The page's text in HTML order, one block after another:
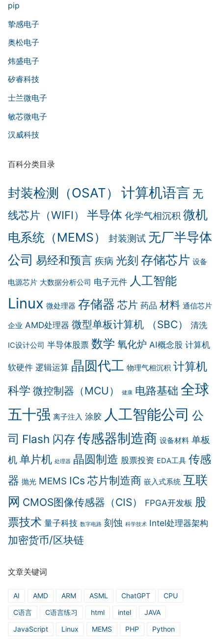
pip
挚感电子
奥松电子
炜盛电子
矽睿科技
士兰微电子
敏芯微电子
汉威科技
百科分类目录
封装检测（OSAT） 计算机语言 无
线芯片（WIFI）
半导体 化学气相沉积 微机
电系统（MEMS）
封装测试 无厂半导体
公司 易经和预言 疾病 光刻 存储芯片 设备
电源芯片 大数据分析公司 电子元件 人工智能
Linux 微处理器 存储器 芯片 药品 材料 通信芯片
企业 AMD处理器 微型单板计算机 （SBC） 清洗
IC设计公司 半导体股票 数学 氧化炉 AI概念股 计算机
软硬件 逻辑运算 晶圆代工 物理气相沉积 计算机
科学 微控制器（MCU） 健康 电路基础 全球
五十强 离子注入 涂胶 人工智能公司 公
司 Flash 闪存 传感器制造商 设备材料 单板
机 单片机 处理器 晶圆制造 股票投资 EDA工具 传感
器 抛光 MEMS ICs 芯片制造商 嵌入式系统 互联
网 CMOS图像传感器（CIS） FPGA开发板 股
票技术 量子科技 数字电路 刻蚀 科学技术 Intel处理器架构
加密货币/区块链
文章关键词
AI AMD ARM ASML ChatGPT
CPU
C语言
C语言练习 html intel
JAVA
JavaScript
Linux MEMS PHP
Python